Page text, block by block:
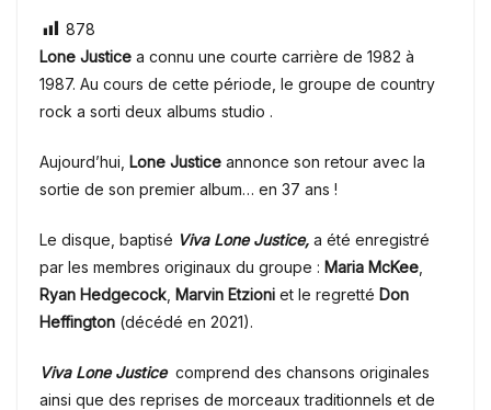
878
Lone Justice a connu une courte carrière de 1982 à
1987. Au cours de cette période, le groupe de country
rock a sorti deux albums studio .
Aujourd’hui, Lone Justice annonce son retour avec la
sortie de son premier album… en 37 ans !
Le disque, baptisé Viva Lone Justice, a été enregistré
par les membres originaux du groupe : Maria McKee
Ryan Hedgecock Marvin Etzioni et le regretté Don
Heffington (décédé en 2021).
Viva Lone Justicecomprend des chansons originales
ainsi que des reprises de morceaux traditionnels et de